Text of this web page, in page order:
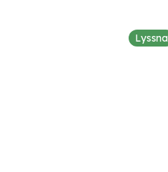
Lyssna